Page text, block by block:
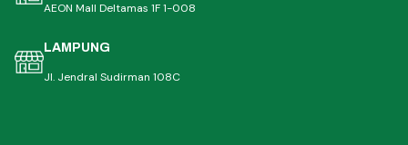
AEON Mall Deltamas 1F 1-008
LAMPUNG
Jl. Jendral Sudirman 108C